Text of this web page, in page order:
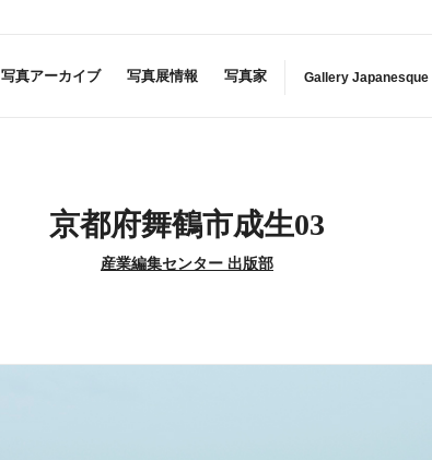
写真アーカイブ 写真展情報 写真家 Gallery Japanesque
京都府舞鶴市成生03
産業編集センター 出版部